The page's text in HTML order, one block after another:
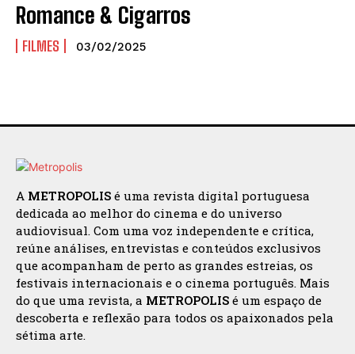
Romance & Cigarros
FILMES 03/02/2025
A METROPOLIS é uma revista digital portuguesa
dedicada ao melhor do cinema e do universo
audiovisual. Com uma voz independente e crítica,
reúne análises, entrevistas e conteúdos exclusivos
que acompanham de perto as grandes estreias, os
festivais internacionais e o cinema português. Mais
do que uma revista, a METROPOLIS é um espaço de
descoberta e reflexão para todos os apaixonados pela
sétima arte.